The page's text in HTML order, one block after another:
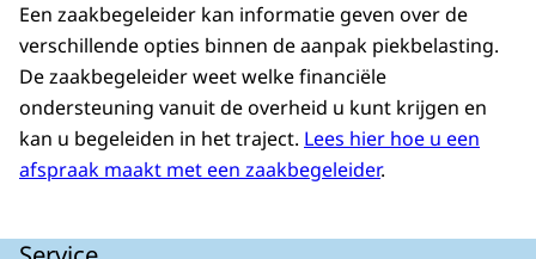
Een zaakbegeleider kan informatie geven over de
verschillende opties binnen de aanpak piekbelasting.
De zaakbegeleider weet welke financiële
ondersteuning vanuit de overheid u kunt krijgen en
kan u begeleiden in het traject. Lees hier hoe u een
afspraak maakt met een zaakbegeleider.